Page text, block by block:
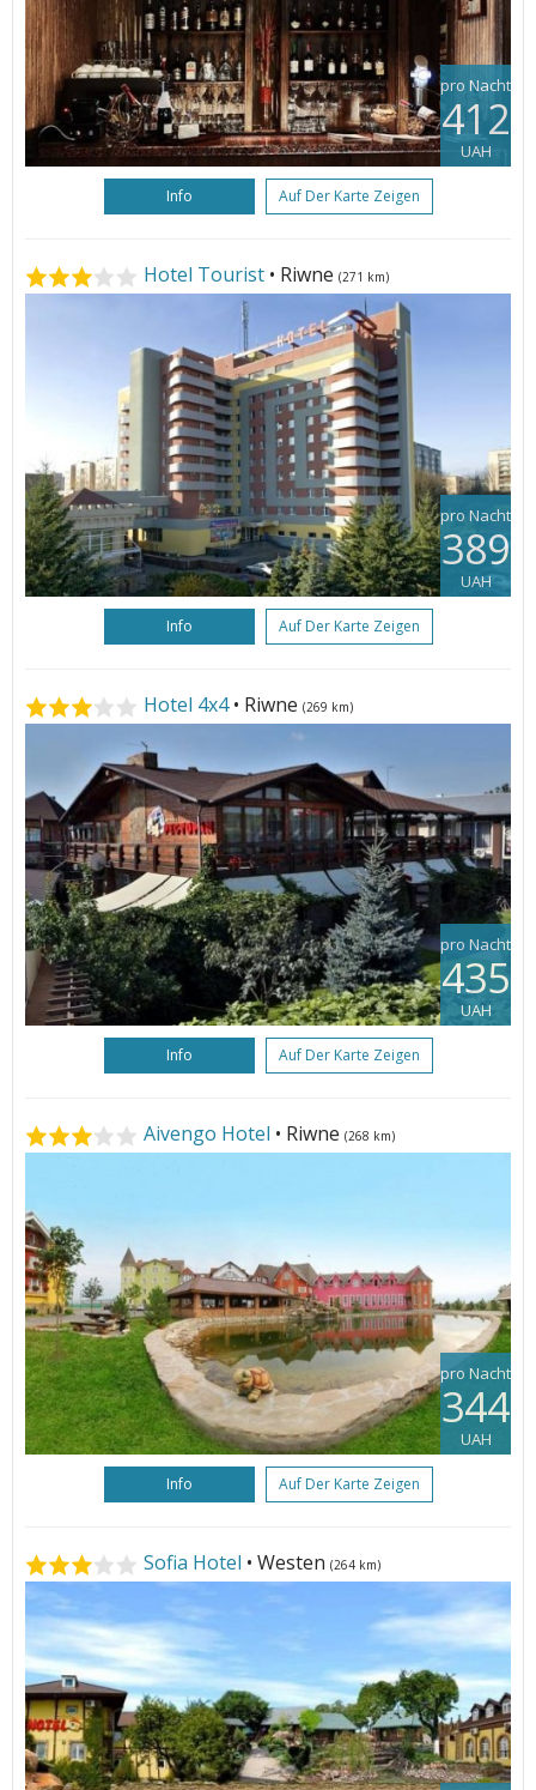
pro Nacht
412
UAH
Info Auf Der Karte Zeigen
Hotel Tourist • Riwne (271 km)
pro Nacht
389
UAH
Info Auf Der Karte Zeigen
Hotel 4x4 • Riwne (269 km)
pro Nacht
435
UAH
Info Auf Der Karte Zeigen
Aivengo Hotel • Riwne (268 km)
pro Nacht
344
UAH
Info Auf Der Karte Zeigen
Sofia Hotel • Westen (264 km)